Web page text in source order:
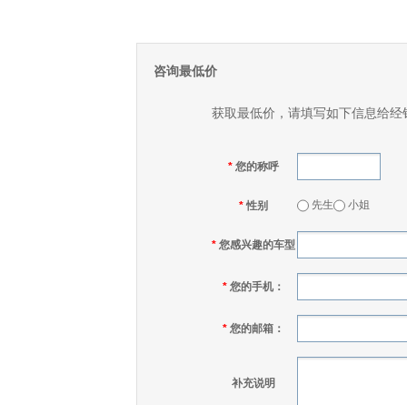
咨询最低价
获取最低价，请填写如下信息给
* 您的称呼
*性别 先生 小姐
* 您感兴趣的车型
* 您的手机：
* 您的邮箱：
补充说明